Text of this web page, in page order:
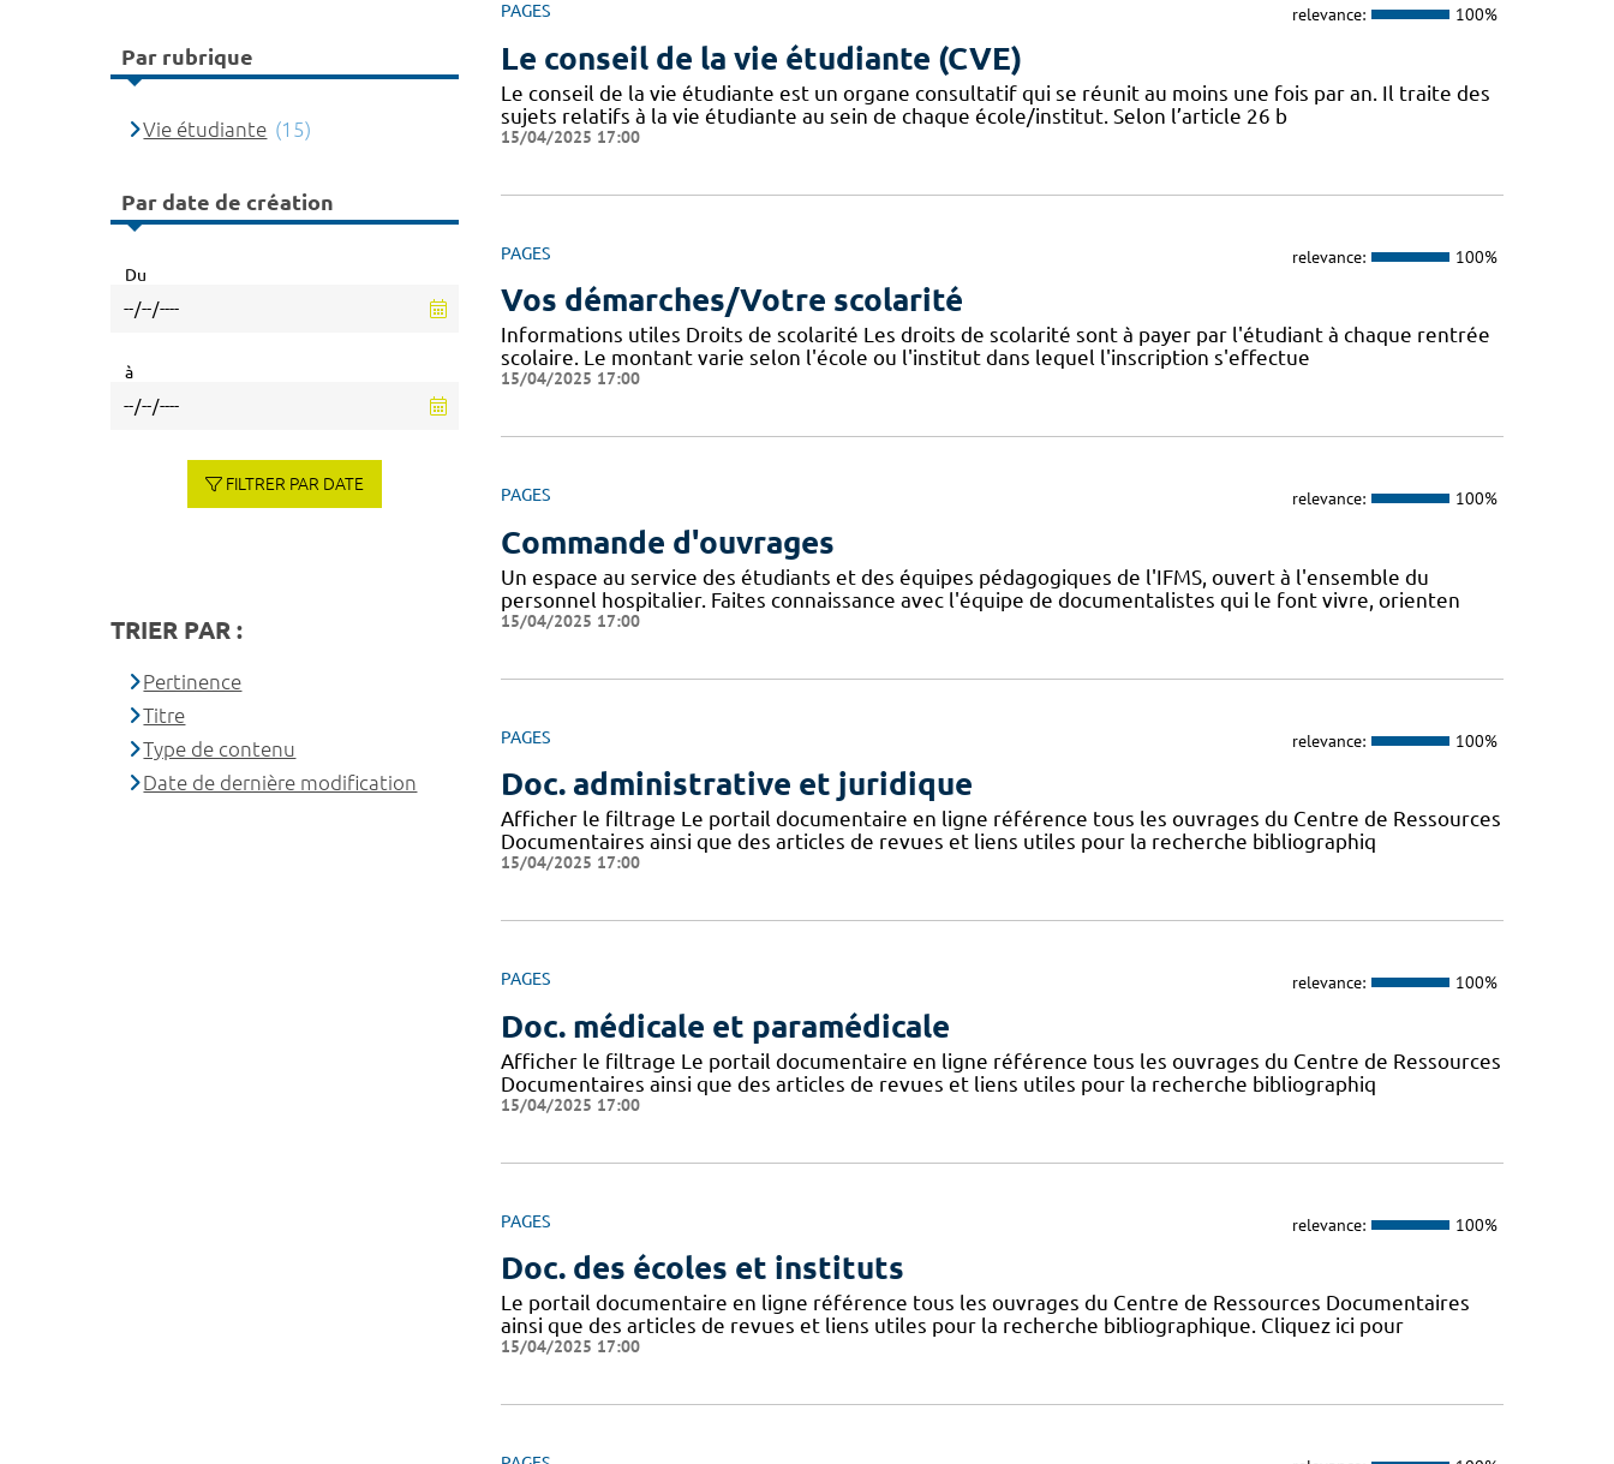
PAGES relevance: 100%
Le conseil de la vie étudiante (CVE)
Le conseil de la vie étudiante est un organe consultatif qui se réunit au moins une fois par an. Il traite des
sujets relatifs à la vie étudiante au sein de chaque école/institut. Selon l’article 26 b
15/04/2025 17:00
PAGES relevance: 100%
Vos démarches/Votre scolarité
Informations utiles Droits de scolarité Les droits de scolarité sont à payer par l'étudiant à chaque rentrée
scolaire. Le montant varie selon l'école ou l'institut dans lequel l'inscription s'effectue
15/04/2025 17:00
PAGES relevance: 100%
Commande d'ouvrages
Un espace au service des étudiants et des équipes pédagogiques de l'IFMS, ouvert à l'ensemble du
personnel hospitalier. Faites connaissance avec l'équipe de documentalistes qui le font vivre, orienten
15/04/2025 17:00
PAGES relevance: 100%
Doc. administrative et juridique
Afficher le filtrage Le portail documentaire en ligne référence tous les ouvrages du Centre de Ressources
Documentaires ainsi que des articles de revues et liens utiles pour la recherche bibliographiq
15/04/2025 17:00
PAGES relevance: 100%
Doc. médicale et paramédicale
Afficher le filtrage Le portail documentaire en ligne référence tous les ouvrages du Centre de Ressources
Documentaires ainsi que des articles de revues et liens utiles pour la recherche bibliographiq
15/04/2025 17:00
PAGES relevance: 100%
Doc. des écoles et instituts
Le portail documentaire en ligne référence tous les ouvrages du Centre de Ressources Documentaires
ainsi que des articles de revues et liens utiles pour la recherche bibliographique. Cliquez ici pour
15/04/2025 17:00
Par rubrique
Vie étudiante (15)
Par date de création
Du
à
FILTRER PAR DATE
TRIER PAR :
Pertinence
Titre
Type de contenu
Date de dernière modification